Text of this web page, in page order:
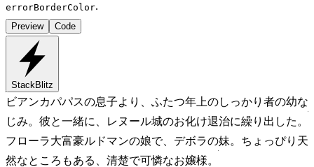
errorBorderColor.
Preview Code
StackBlitz
ビアンカパパスの息子より、ふたつ年上のしっかり者の幼な
じみ。彼と一緒に、レヌール城のお化け退治に繰り出した。
フローラ大富豪ルドマンの娘で、デボラの妹。ちょっぴり天
然なところもある、清楚で可憐なお嬢様。